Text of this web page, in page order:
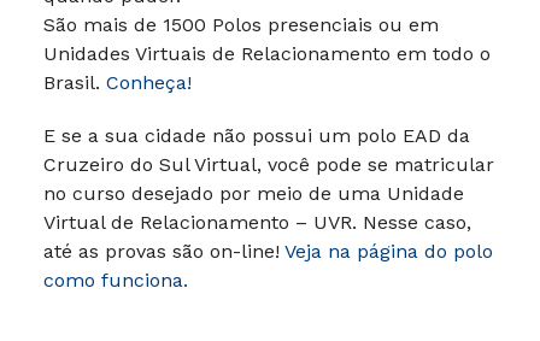
São mais de 1500 Polos presenciais ou em
Unidades Virtuais de Relacionamento em todo o
Brasil. Conheça!
E se a sua cidade não possui um polo EAD da
Cruzeiro do Sul Virtual, você pode se matricular
no curso desejado por meio de uma Unidade
Virtual de Relacionamento – UVR. Nesse caso,
até as provas são on-line! Veja na página do polo
como funciona.